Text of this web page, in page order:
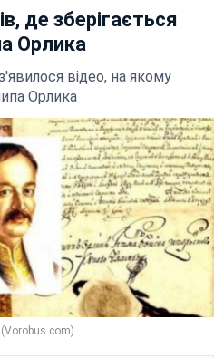
де зберігається
Орлика
відео, на якому
Орлика